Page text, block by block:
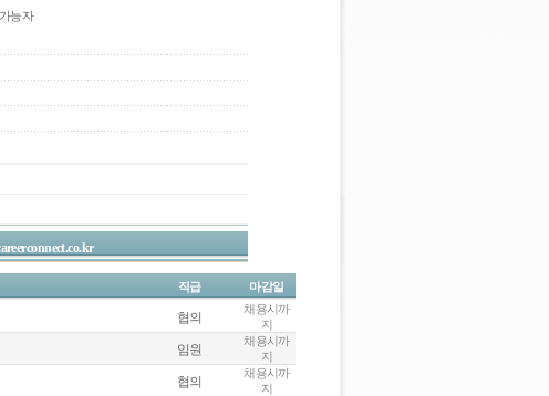
능자
직급 마감일
협의
채용시까
지
임원
채용시까
지
협의
채용시까
지